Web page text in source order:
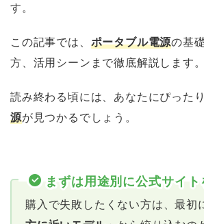
す。
この記事では、 ポータブル電源の基
方、活用シーンまで徹底解説します。
読み終わる頃には、あなたにぴった
源が見つかるでしょう。
まずは用途別に公式サイト
購入で失敗したくない方は、最初